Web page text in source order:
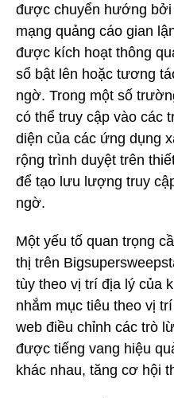
được chuyển hướng
mạng quảng cáo gian
được kích hoạt thông
sổ bật lên hoặc tương
ngờ. Trong một số
có thể truy cập vào các
diện của các ứng dụng
rộng trình duyệt trên
để tạo lưu lượng truy
ngờ.
Một yếu tố quan trọng
thị trên
tùy theo vị trí địa lý của
nhắm mục tiêu theo vị
web điều chỉnh các trò
được tiếng vang hiệu
khác nhau, tăng cơ hội